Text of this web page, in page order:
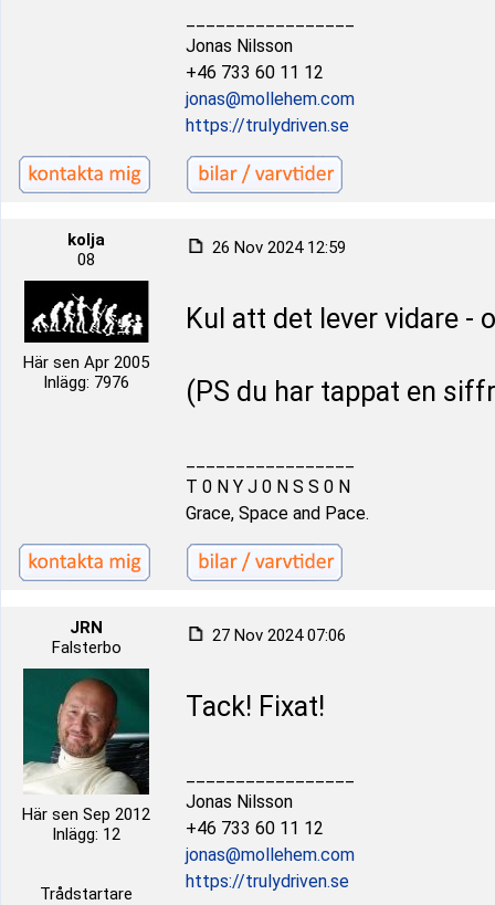
Jonas Nilsson
+46 733 60 11 12
jonas@mollehem.com
https://trulydriven.se
kolja
08
Här sen Apr 2005
Inlägg: 7976
26 Nov 2024 12:59
Kul att det lever vidare -
(PS du har tappat en
T 0 N Y J 0 N S S 0 N
Grace, Space and Pace.
JRN
Falsterbo
Här sen Sep 2012
Inlägg: 12
Trådstartare
27 Nov 2024 07:06
Tack! Fixat!
Jonas Nilsson
+46 733 60 11 12
jonas@mollehem.com
https://trulydriven.se